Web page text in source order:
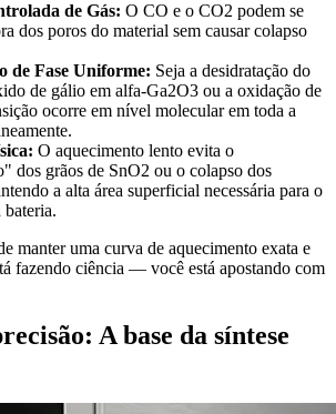
de Gás: O CO e o CO2 podem se
dos poros do material sem causar colapso
de Fase Uniforme: Seja a desidratação do
de gálio em alfa-Ga2O3 ou a oxidação de
ocorre em nível molecular em toda a
O aquecimento lento evita o
dos grãos de SnO2 ou o colapso dos
a alta área superficial necessária para o
bateria.
manter uma curva de aquecimento exata e
fazendo ciência — você está apostando com
A base da síntese